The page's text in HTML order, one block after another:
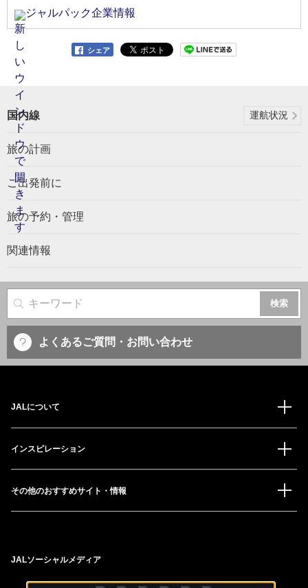
ジャルパック企業情報
シェア
国内線 運航状況
旅の計画
ご出発前に
旅の予約・管理
関連情報
サイト内検索
よくあるご質問・お問い合わせ
JALについて
インスピレーション
その他のおすすめサイト・情報
JALソーシャルメディア